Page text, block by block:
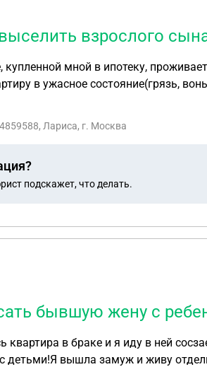
взрослого
мной в ипотеку,
в ужасное состояние(грязь,
купить алкоголь. Хочу подать
Лариса, г. Москва
подскажет, что делать.
бывшую жену с
квартира в браке и я иду в ней
вышла замуж и живу